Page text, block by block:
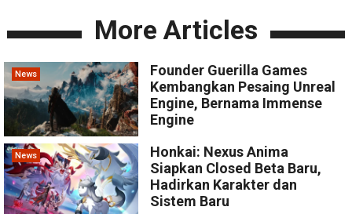
More Articles
News
Founder Guerilla Games
Kembangkan Pesaing Unreal
Engine, Bernama Immense
Engine
News
Honkai: Nexus Anima
Siapkan Closed Beta Baru,
Hadirkan Karakter dan
Sistem Baru